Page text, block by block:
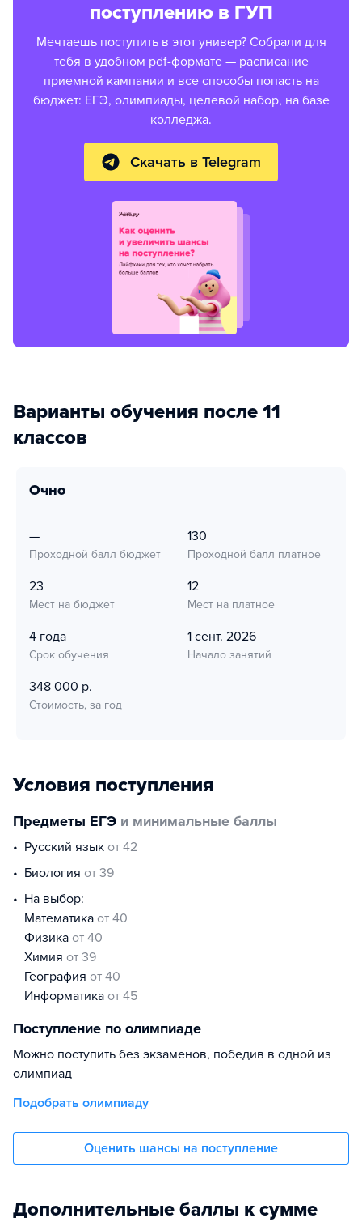
поступлению в ГУП
Мечтаешь поступить в этот универ? Собрали для
тебя в удобном pdf-формате — расписание
приемной кампании и все способы попасть на
бюджет: ЕГЭ, олимпиады, целевой набор, на базе
колледжа.
Скачать в Telegram
Варианты обучения после 11
классов
очно
—
Проходной балл бюджет
130
Проходной балл платное
23
Мест на бюджет
12
Мест на платное
4 года
Срок обучения
1 сент. 2026
Начало занятий
348 000 р.
Стоимость, за год
Условия поступления
Предметы ЕГЭ и минимальные баллы
русский язык от 42
биология от 39
На выбор:
математика от 40
физика от 40
химия от 39
география от 40
информатика от 45
Поступление по олимпиаде
Можно поступить без экзаменов, победив в одной из
олимпиад
Подобрать олимпиаду
Оценить шансы на поступление
Дополнительные баллы к сумме